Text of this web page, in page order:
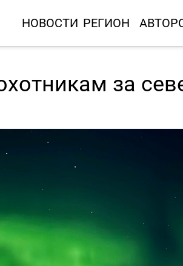
НОВОСТИ РЕГИОН
за